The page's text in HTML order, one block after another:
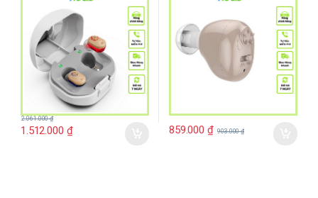
1.512.000 ₫
2.061.000₫
859.000 ₫ 903.000₫